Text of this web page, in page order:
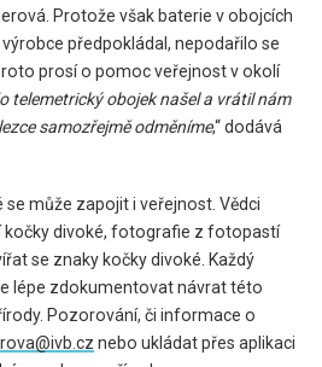
Protože však baterie v obojcích
předpokládal, nepodařilo se
prosí o pomoc veřejnost v okolí
telemetrický obojek našel a vrátil nám
samozřejmě odměníme,“ dodává
se může zapojit i veřejnost. Vědci
kočky divoké, fotografie z fotopastí
se znaky kočky divoké. Každý
lépe zdokumentovat návrat této
Pozorování, či informace o
nebo ukládat přes aplikaci